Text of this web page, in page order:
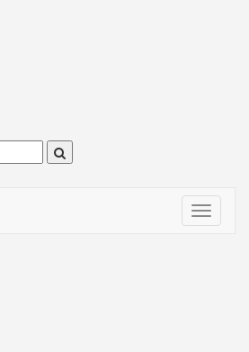
Toggle